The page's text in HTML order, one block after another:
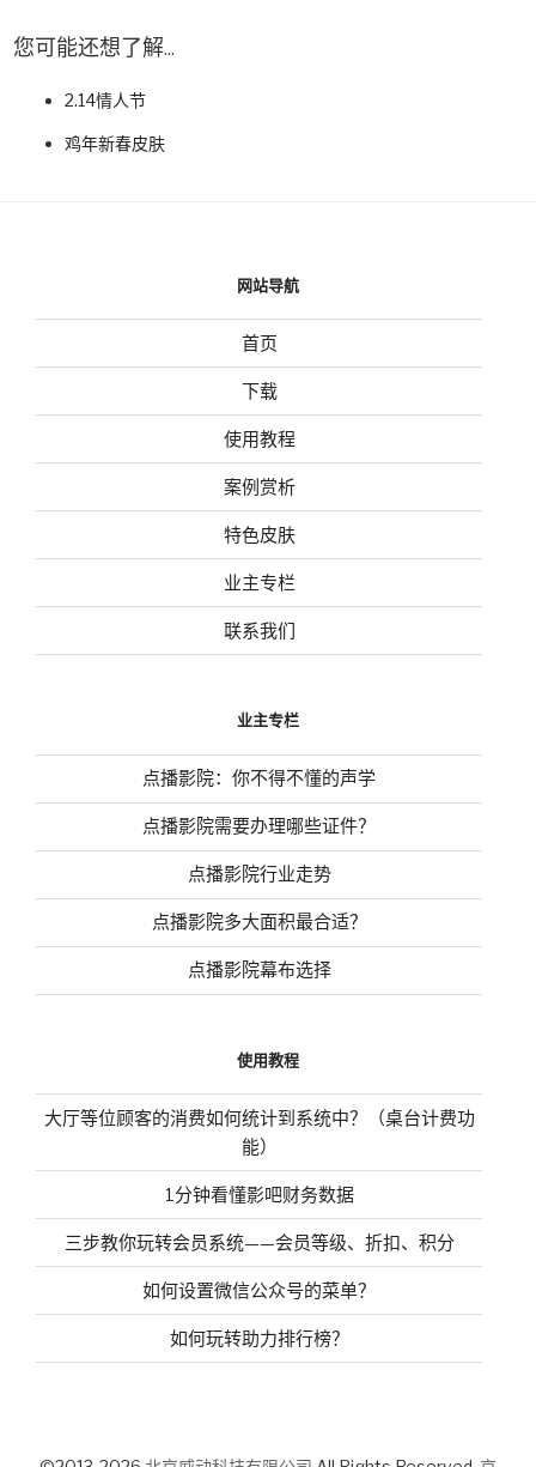
您可能还想了解...
2.14情人节
鸡年新春皮肤
网站导航
首页
下载
使用教程
案例赏析
特色皮肤
业主专栏
联系我们
业主专栏
点播影院：你不得不懂的声学
点播影院需要办理哪些证件？
点播影院行业走势
点播影院多大面积最合适？
点播影院幕布选择
使用教程
大厅等位顾客的消费如何统计到系统中？（桌台计费功
能）
1分钟看懂影吧财务数据
三步教你玩转会员系统——会员等级、折扣、积分
如何设置微信公众号的菜单？
如何玩转助力排行榜？